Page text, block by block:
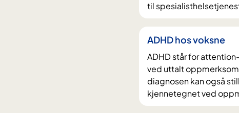
til
ADHD hos voksne
ADHD står for
ved uttalt
diagnosen kan også
kjennetegnet ved